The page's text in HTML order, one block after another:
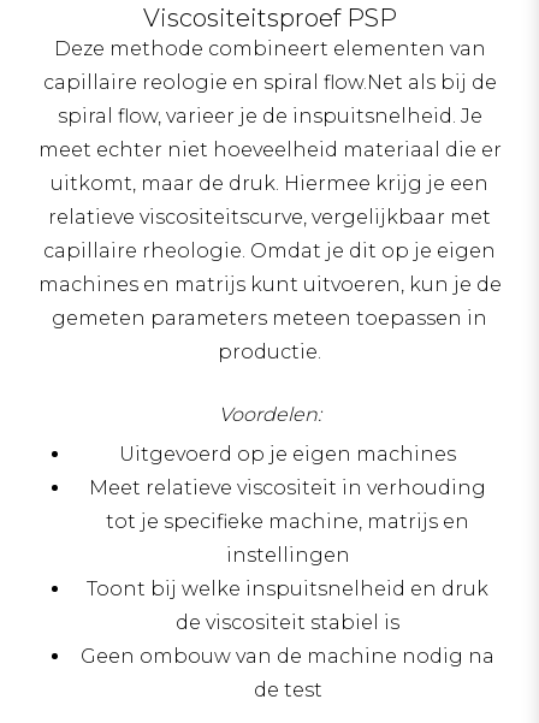
Viscositeitsproef PSP
Deze methode combineert elementen van
capillaire reologie en spiral flow.Net als bij de
spiral flow, varieer je de inspuitsnelheid. Je
meet echter niet hoeveelheid materiaal die er
uitkomt, maar de druk. Hiermee krijg je een
relatieve viscositeitscurve, vergelijkbaar met
capillaire rheologie. Omdat je dit op je eigen
machines en matrijs kunt uitvoeren, kun je de
gemeten parameters meteen toepassen in
productie.
Voordelen:
Uitgevoerd op je eigen machines
Meet relatieve viscositeit in verhouding
tot je specifieke machine, matrijs en
instellingen
Toont bij welke inspuitsnelheid en druk
de viscositeit stabiel is
Geen ombouw van de machine nodig na
de test